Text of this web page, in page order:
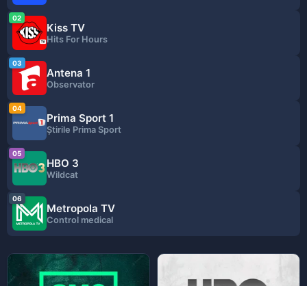
02
Kiss TV
Hits For Hours
03
Antena 1
Observator
04
Prima Sport 1
Ştirile Prima Sport
05
HBO 3
Wildcat
06
Metropola TV
Control medical